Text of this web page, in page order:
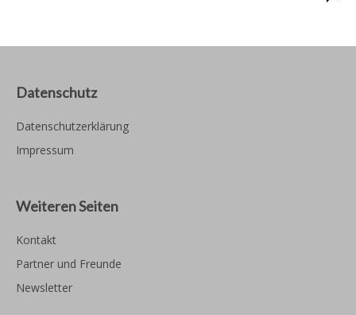
Datenschutz
Datenschutzerklärung
Impressum
Weiteren Seiten
Kontakt
Partner und Freunde
Newsletter